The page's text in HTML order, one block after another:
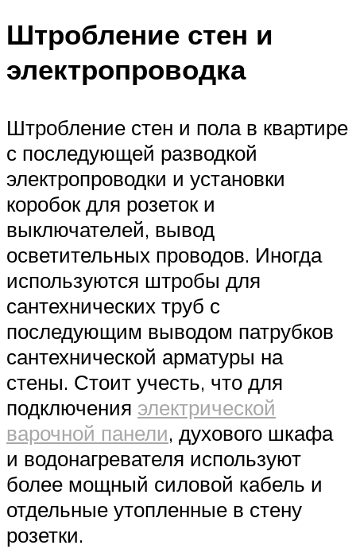
Штробление стен и
электропроводка
Штробление стен и пола в квартире
с последующей разводкой
электропроводки и установки
коробок для розеток и
выключателей, вывод
осветительных проводов. Иногда
используются штробы для
сантехнических труб с
последующим выводом патрубков
сантехнической арматуры на
стены. Стоит учесть, что для
подключения электрической
варочной панели, духового шкафа
и водонагревателя используют
более мощный силовой кабель и
отдельные утопленные в стену
розетки.